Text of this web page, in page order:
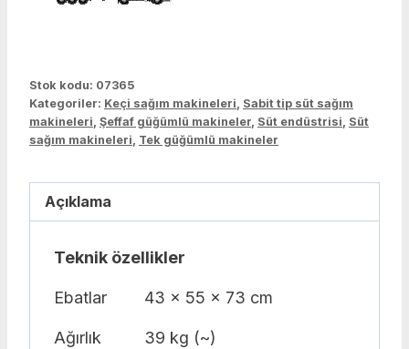
Stok kodu: 07365
Kategoriler: Keçi sağım makineleri, Sabit tip süt sağım
makineleri, Şeffaf güğümlü makineler, Süt endüstrisi, Süt
sağım makineleri, Tek güğümlü makineler
Açıklama
Teknik özellikler
Ebatlar 43 x 55 x 73 cm
Ağırlık 39 kg (~)